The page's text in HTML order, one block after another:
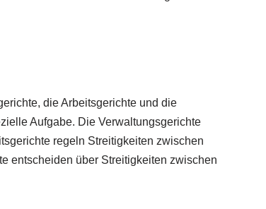
die Arbeitsgerichte und die
Aufgabe. Die Verwaltungsgerichte
regeln Streitigkeiten zwischen
entscheiden über Streitigkeiten zwischen